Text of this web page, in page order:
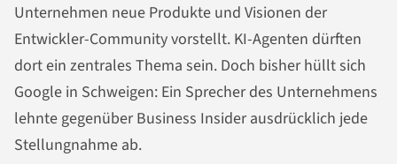
Unternehmen neue Produkte und Visionen der
Entwickler-Community vorstellt. KI-Agenten dürften
dort ein zentrales Thema sein. Doch bisher hüllt sich
Google in Schweigen: Ein Sprecher des Unternehmens
lehnte gegenüber Business Insider ausdrücklich jede
Stellungnahme ab.